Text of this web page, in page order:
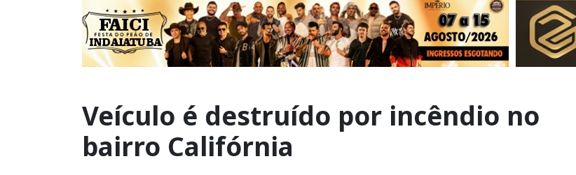
Veículo é destruído por incêndio no
bairro Califórnia